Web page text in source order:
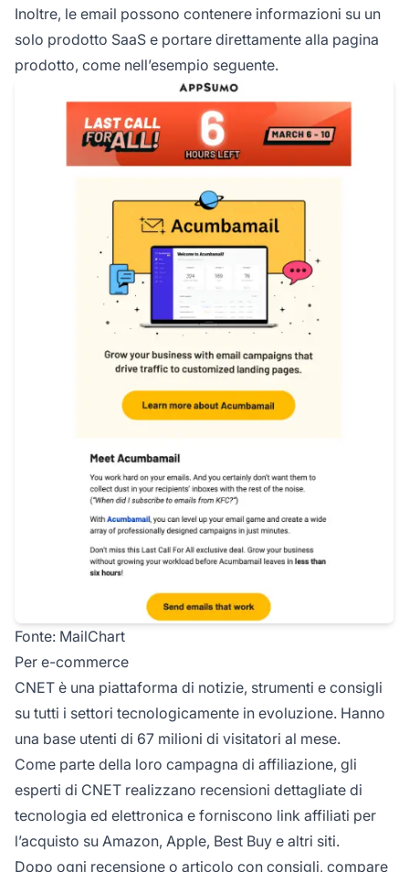
Inoltre, le email possono contenere informazioni su un
solo prodotto SaaS e portare direttamente alla pagina
prodotto, come nell’esempio seguente.
Fonte: MailChart
Per e-commerce
CNET è una piattaforma di notizie, strumenti e consigli
su tutti i settori tecnologicamente in evoluzione. Hanno
una base utenti di 67 milioni di visitatori al mese.
Come parte della loro campagna di affiliazione, gli
esperti di CNET realizzano recensioni dettagliate di
tecnologia ed elettronica e forniscono link affiliati per
l’acquisto su Amazon, Apple, Best Buy e altri siti.
Dopo ogni recensione o articolo con consigli, compare